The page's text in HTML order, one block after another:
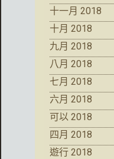
十一月 2018
十月 2018
九月 2018
八月 2018
七月 2018
六月 2018
可以 2018
四月 2018
遊行 2018